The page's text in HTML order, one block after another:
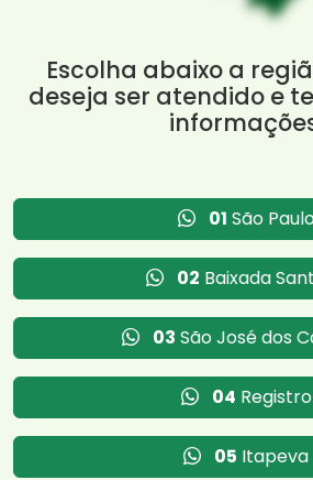
Escolha abaixo a
deseja ser atendido e
01 São
02 Baixada
03 São José dos
04 Registro
05 Itapeva